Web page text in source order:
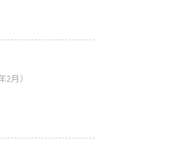
月）